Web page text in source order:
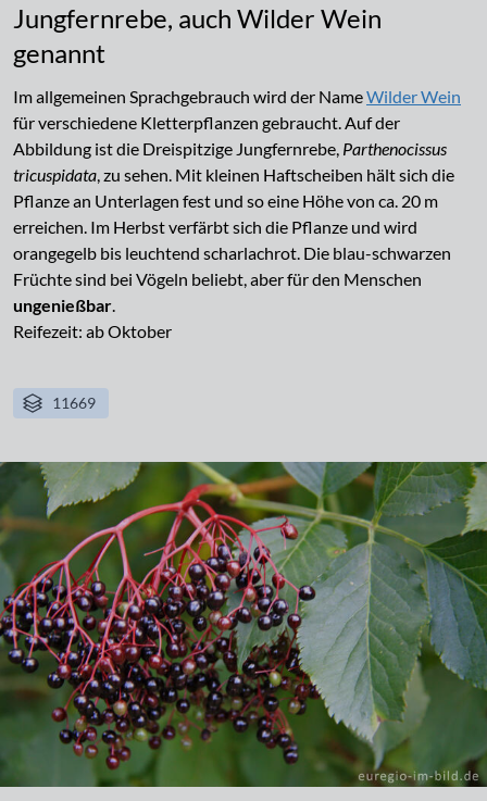
Jungfernrebe, auch Wilder Wein
genannt
Im allgemeinen Sprachgebrauch wird der NameWilder Wein
für verschiedene Kletterpflanzen gebraucht. Auf der
Abbildung ist die Dreispitzige Jungfernrebe, Parthenocissus
tricuspidata, zu sehen. Mit kleinen Haftscheiben hält sich die
Pflanze an Unterlagen fest und so eine Höhe von ca. 20 m
erreichen. Im Herbst verfärbt sich die Pflanze und wird
orangegelb bis leuchtend scharlachrot. Die blau-schwarzen
Früchte sind bei Vögeln beliebt, aber für den Menschen
ungenießbar.
Reifezeit: ab Oktober
11669